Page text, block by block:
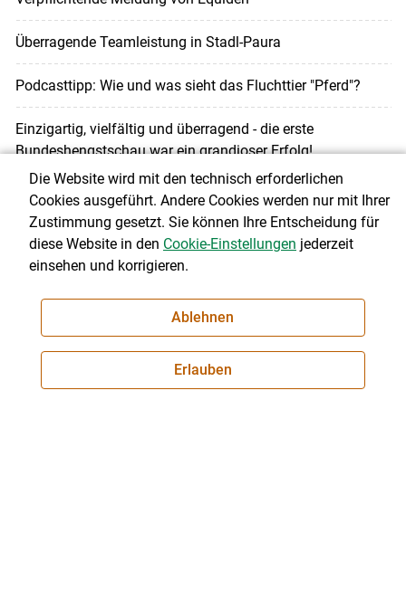
Überragende Teamleistung in Stadl-Paura
Podcasttipp: Wie und was sieht das Fluchttier "Pferd"?
Einzigartig, vielfältig und überragend - die erste
Bundeshengstschau war ein grandioser Erfolg!
Höchste Auszeichnung für Verdienste um die
österreichische Pferdezucht
120 Jahre Ossiacher Tauern
ersten
zurück
zum
vorigen
zumletzten
Die Website wird mit den technisch erforderlichen
Cookies ausgeführt. Andere Cookies werden nur mit Ihrer
Zustimmung gesetzt. Sie können Ihre Entscheidung für
diese Website in den Cookie-Einstellungen jederzeit
einsehen und korrigieren.
Ablehnen
Erlauben